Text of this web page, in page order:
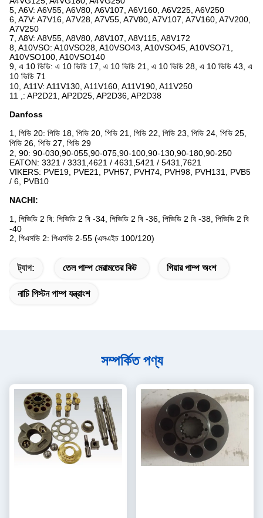
5, A6V: A6V55, A6V80, A6V107, A6V160, A6V225, A6V250
6, A7V: A7V16, A7V28, A7V55, A7V80, A7V107, A7V160, A7V200,
A7V250
7, A8V: A8V55, A8V80, A8V107, A8V115, A8V172
8, A10VSO: A10VSO28, A10VSO43, A10VSO45, A10VSO71,
A10VSO100, A10VSO140
9, এ 10 ভিডি: এ 10 ভিডি 17, এ 10 ভিডি 21, এ 10 ভিডি 28, এ 10 ভিডি 43, এ
10 ভিডি 71
10, A11V: A11V130, A11V160, A11V190, A11V250
11 ,: AP2D21, AP2D25, AP2D36, AP2D38
Danfoss
1, পিভি 20: পিভি 18, পিভি 20, পিভি 21, পিভি 22, পিভি 23, পিভি 24, পিভি 25,
পিভি 26, পিভি 27, পিভি 29
2, 90: 90-030,90-055,90-075,90-100,90-130,90-180,90-250
EATON: 3321 / 3331,4621 / 4631,5421 / 5431,7621
VIKERS: PVE19, PVE21, PVH57, PVH74, PVH98, PVH131, PVB5
/ 6, PVB10
NACHI:
1, পিভিডি 2 বি: পিভিডি 2 বি -34, পিভিডি 2 বি -36, পিভিডি 2 বি -38, পিভিডি 2 বি
-40
2, পিএসভি 2: পিএসভি 2-55 (এসএইচ 100/120)
ট্যাগ: তেল পাম্প মেরামতের কিট গিয়ার পাম্প অংশ
নাচি পিস্টন পাম্প যন্ত্রাংশ
সম্পর্কিত পণ্য